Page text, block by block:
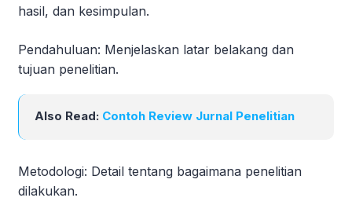
hasil, dan kesimpulan.
Pendahuluan: Menjelaskan latar belakang dan
tujuan penelitian.
Also Read: Contoh Review Jurnal Penelitian
Metodologi: Detail tentang bagaimana penelitian
dilakukan.